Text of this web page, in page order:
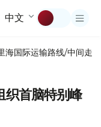
中文
海国际运输路线/中间走廊
织首脑特别峰